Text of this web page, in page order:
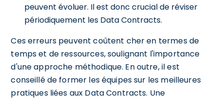
peuvent évoluer. Il est donc crucial de réviser
périodiquement les Data Contracts.
Ces erreurs peuvent coûtent cher en termes de
temps et de ressources, soulignant l'importance
d'une approche méthodique. En outre, il est
conseillé de former les équipes sur les meilleures
pratiques liées aux Data Contracts. Une